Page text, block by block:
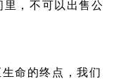
里，不可以出售公
命的终点，我们